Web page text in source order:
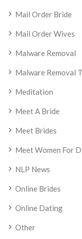
Mail Order Bride
Mail Order Wives
Malware Removal
Malware Removal
Meditation
Meet A Bride
Meet Brides
Meet Women For
NLP News
Online Brides
Online Dating
Other